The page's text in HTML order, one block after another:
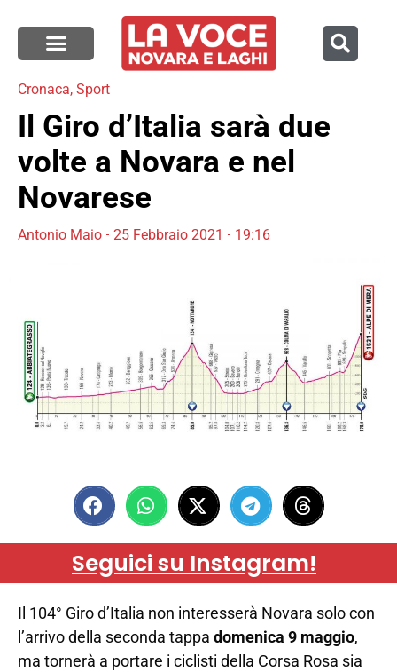
Cronaca, Sport
Il Giro d’Italia sarà due
volte a Novara e nel
Novarese
Antonio Maio 25 Febbraio 2021 19:16
Seguici su Instagram!
Il 104° Giro d’Italia non interesserà Novara solo con
l’arrivo della seconda tappa domenica 9 maggio,
ma tornerà a portare i ciclisti della Corsa Rosa sia